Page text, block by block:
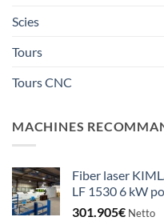
Scies
Tours
Tours CNC
MACHINES
Fiber laser
LF 1530 6 kW
301.905€ Netto